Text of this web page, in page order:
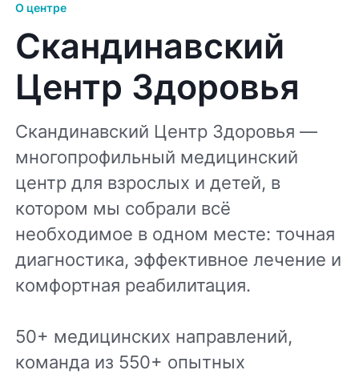
О центре
Скандинавский
Центр Здоровья
Скандинавский Центр Здоровья —
многопрофильный медицинский
центр для взрослых и детей, в
котором мы собрали всё
необходимое в одном месте: точная
диагностика, эффективное лечение и
комфортная реабилитация.
50+ медицинских направлений,
команда из 550+ опытных